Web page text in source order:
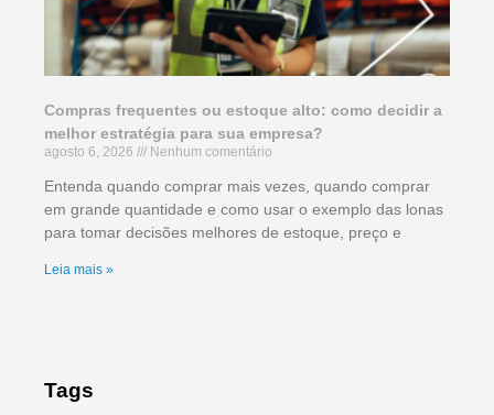
Compras frequentes ou estoque alto: como decidir a
melhor estratégia para sua empresa?
agosto 6, 2026 Nenhum comentário
Entenda quando comprar mais vezes, quando comprar
em grande quantidade e como usar o exemplo das lonas
para tomar decisões melhores de estoque, preço e
Leia mais »
Tags